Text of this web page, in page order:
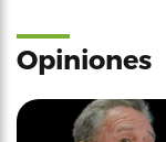
Opiniones